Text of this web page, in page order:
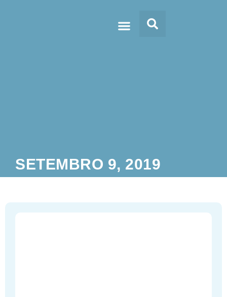
SETEMBRO 9, 2019